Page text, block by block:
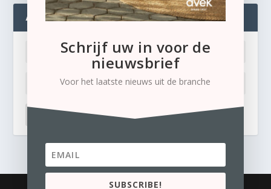
ADMIN
Ik ben mijn wachtwoord kwijt
Schrijf uw in voor de
nieuwsbrief
Voor het laatste nieuws uit de branche
SUBSCRIBE!